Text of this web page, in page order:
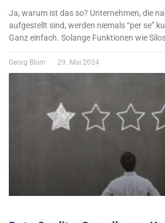
Ja, warum ist das so? Unternehmen, die
aufgestellt sind, werden niemals “per se”
Ganz einfach. Solange Funktionen wie
Georg Blum 29. Mai 2024